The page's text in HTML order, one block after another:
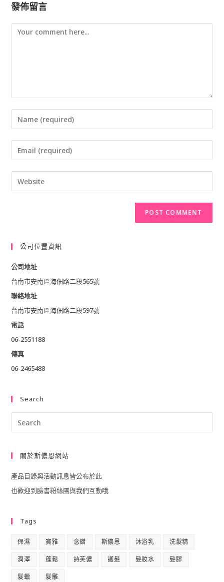
發佈留言
Comment
Enter
your
name
or
username
Enter
your
email
Enter
your
(optional)
公司位置資訊
公司地址
台南市安南區海佃路二段565號
聯絡地址
台南市安南區海佃路二段597號
電話
06-2551188
傳真
06-2465488
Search
關於斯儂恩網站
產品目錄與活動訊息皆公布於此
也歡迎到臉書粉絲團與我們互動哦
Tags
保濕 寶雅 念錯 斯儂恩 沐浴乳 洗髮精
潤澤 蓬鬆 詩芙儂 護髮 髮妝水 髮膠
髮蠟 髮雕